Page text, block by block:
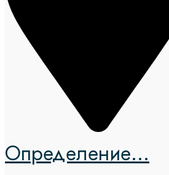
Определение...